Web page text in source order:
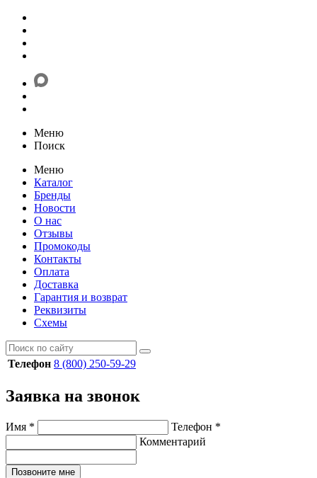
Меню
Поиск
Меню
Каталог
Бренды
Новости
О нас
Отзывы
Промокоды
Контакты
Оплата
Доставка
Гарантия и возврат
Реквизиты
Схемы
Телефон 8 (800) 250-59-29
Заявка на звонок
Имя * Телефон *
Комментарий
Позвоните мне